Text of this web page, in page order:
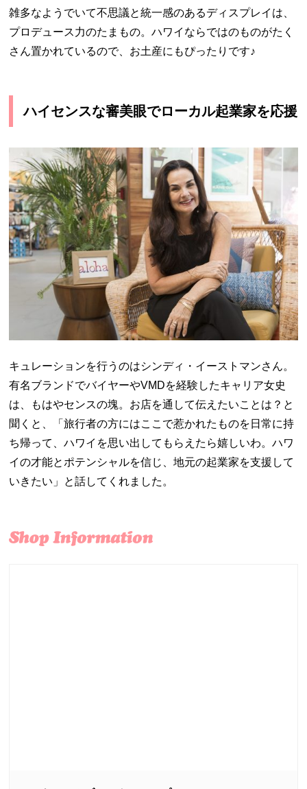
雑多なようでいて不思議と統一感のあるディスプレイは、
プロデュース力のたまもの。ハワイならではのものがたく
さん置かれているので、お土産にもぴったりです♪
ハイセンスな審美眼でローカル起業家を応援
キュレーションを行うのはシンディ・イーストマンさん。
有名ブランドでバイヤーやVMDを経験したキャリア女史
は、もはやセンスの塊。お店を通して伝えたいことは？と
聞くと、「旅行者の方にはここで惹かれたものを日常に持
ち帰って、ハワイを思い出してもらえたら嬉しいわ。ハワ
イの才能とポテンシャルを信じ、地元の起業家を支援して
いきたい」と話してくれました。